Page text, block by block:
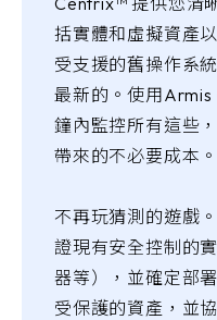
括實體和虛擬資產
受支援的舊操作系
最新的。使用
鐘內監控所有這些
帶來的不必要成本。
不再玩猜測的遊戲
證現有安全控制的
器等），並確定部
受保護的資產，並